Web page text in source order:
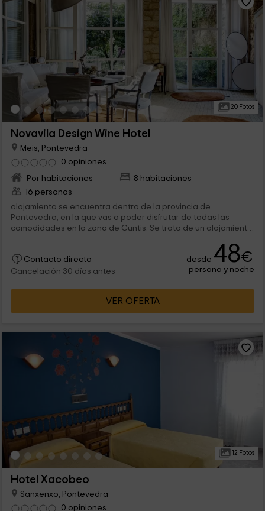
20 Fotos
Novavila Design Wine Hotel
Meis, Pontevedra
0 opiniones
Por habitaciones
8 habitaciones
16 personas
alojamiento se encuentra dentro de la provincia de
Pontevedra, en la que vas a poder disfrutar de todas las
comodidades en la zona de Cuntis. Se trata de un alojamiento
Contacto directo
Cancelación 30 días antes
desde 48€
persona y noche
VER OFERTA
12 Fotos
Hotel Xacobeo
Sanxenxo, Pontevedra
0 opiniones